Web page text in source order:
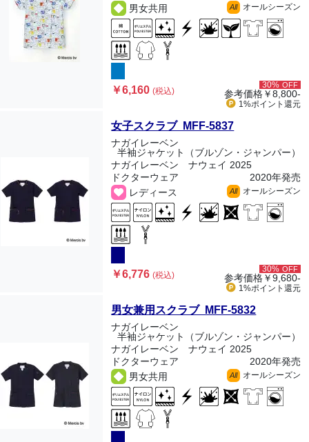
男女共用
All オールシーズン
￥6,160(税込)
30% OFF
参考価格￥8,800-
1%ポイント 還元
女子スクラブ MFF-5837
ナガイレーベン
半袖ジャケット（ブルゾン・ジャンパー）
ナガイレーベン ナウェイ 2025
ドクターウェア
2020年発売
レディース
All オールシーズン
￥6,776(税込)
30% OFF
参考価格￥9,680-
1%ポイント 還元
男女兼用スクラブ MFF-5832
ナガイレーベン
半袖ジャケット（ブルゾン・ジャンパー）
ナガイレーベン ナウェイ 2025
ドクターウェア
2020年発売
男女共用
All オールシーズン